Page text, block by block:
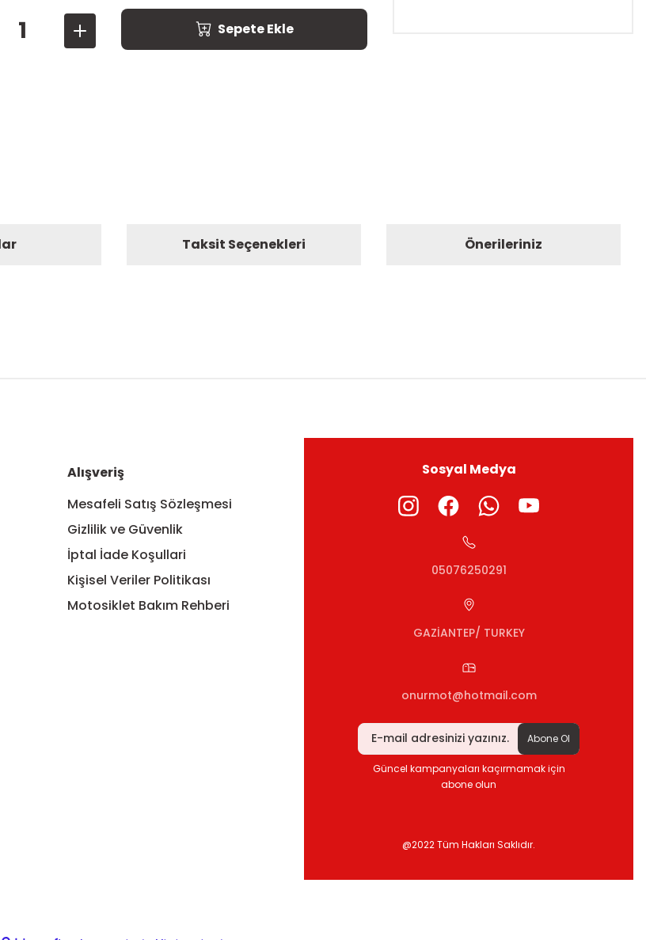
Sepete Ekle
Taksit Seçenekleri Önerileriniz
Alışveriş
Mesafeli Satış Sözleşmesi
Gizlilik ve Güvenlik
İptal İade Koşullari
Kişisel Veriler Politikası
Motosiklet Bakım Rehberi
Sosyal Medya
05076250291
GAZİANTEP/ TURKEY
onurmot@hotmail.com
Abone Ol
Güncel kampanyaları kaçırmamak için
abone olun
@2022 Tüm Hakları Saklıdır.